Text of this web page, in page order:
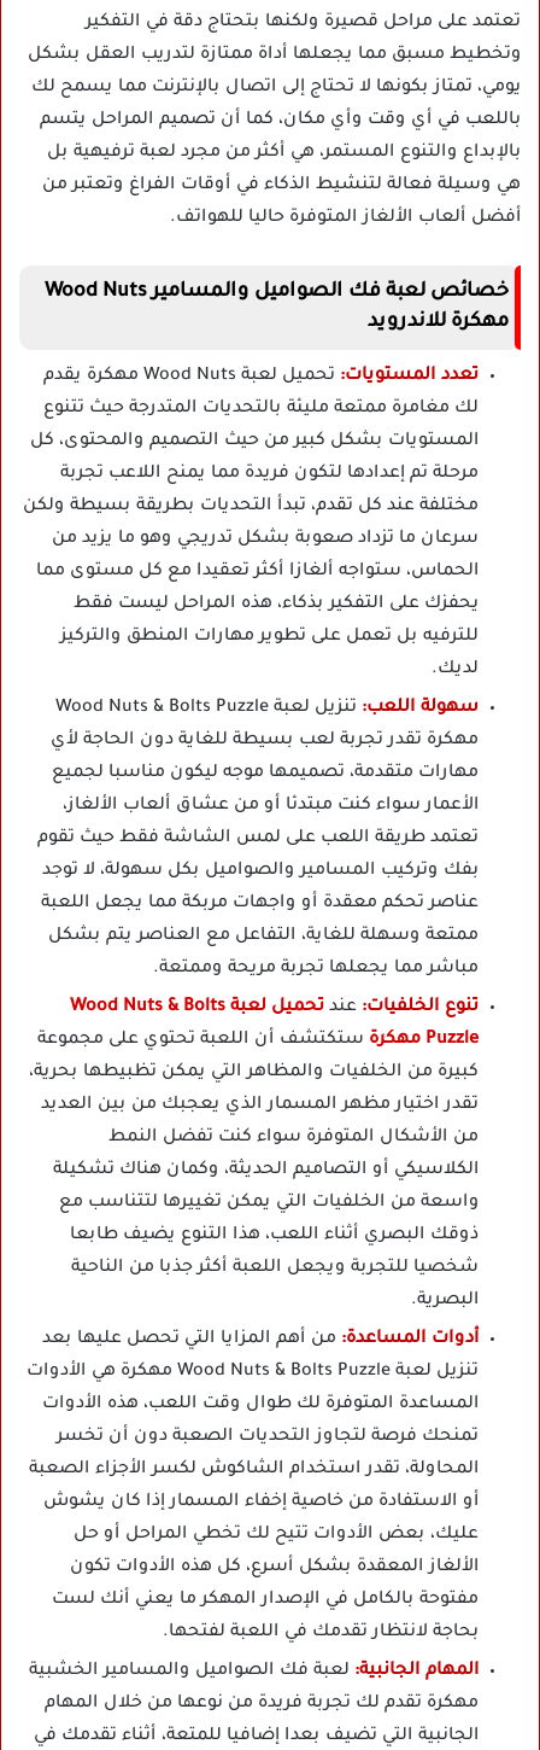
تعتمد على مراحل قصيرة ولكنها بتحتاج دقة في التفكير
وتخطيط مسبق مما يجعلها أداة ممتازة لتدريب العقل بشكل
يومي، تمتاز بكونها لا تحتاج إلى اتصال بالإنترنت مما يسمح لك
باللعب في أي وقت وأي مكان، كما أن تصميم المراحل يتسم
بالإبداع والتنوع المستمر، هي أكثر من مجرد لعبة ترفيهية بل
هي وسيلة فعالة لتنشيط الذكاء في أوقات الفراغ وتعتبر من
أفضل ألعاب الألغاز المتوفرة حاليا للهواتف.
خصائص لعبة فك الصواميل والمسامير Wood Nuts
مهكرة للاندرويد
تعدد المستويات:
تحميل لعبة Wood Nuts مهكرة يقدم
لك مغامرة ممتعة مليئة بالتحديات المتدرجة حيث تتنوع
المستويات بشكل كبير من حيث التصميم والمحتوى، كل
مرحلة تم إعدادها لتكون فريدة مما يمنح اللاعب تجربة
مختلفة عند كل تقدم، تبدأ التحديات بطريقة بسيطة ولكن
سرعان ما تزداد صعوبة بشكل تدريجي وهو ما يزيد من
الحماس، ستواجه ألغازا أكثر تعقيدا مع كل مستوى مما
يحفزك على التفكير بذكاء، هذه المراحل ليست فقط
للترفيه بل تعمل على تطوير مهارات المنطق والتركيز
لديك.
سهولة اللعب:
تنزيل لعبة Wood Nuts & Bolts Puzzle
مهكرة تقدر تجربة لعب بسيطة للغاية دون الحاجة لأي
مهارات متقدمة، تصميمها موجه ليكون مناسبا لجميع
الأعمار سواء كنت مبتدئا أو من عشاق ألعاب الألغاز،
تعتمد طريقة اللعب على لمس الشاشة فقط حيث تقوم
بفك وتركيب المسامير والصواميل بكل سهولة، لا توجد
عناصر تحكم معقدة أو واجهات مربكة مما يجعل اللعبة
ممتعة وسهلة للغاية، التفاعل مع العناصر يتم بشكل
مباشر مما يجعلها تجربة مريحة وممتعة.
تنوع الخلفيات: عند
تحميل لعبة Wood Nuts & Bolts
Puzzle مهكرة
ستكتشف أن اللعبة تحتوي على مجموعة
كبيرة من الخلفيات والمظاهر التي يمكن تظبيطها بحرية،
تقدر اختيار مظهر المسمار الذي يعجبك من بين العديد
من الأشكال المتوفرة سواء كنت تفضل النمط
الكلاسيكي أو التصاميم الحديثة، وكمان هناك تشكيلة
واسعة من الخلفيات التي يمكن تغييرها لتتناسب مع
ذوقك البصري أثناء اللعب، هذا التنوع يضيف طابعا
شخصيا للتجربة ويجعل اللعبة أكثر جذبا من الناحية
البصرية.
أدوات المساعدة: من أهم المزايا التي تحصل عليها بعد
تنزيل لعبة Wood Nuts & Bolts Puzzle مهكرة هي الأدوات
المساعدة المتوفرة لك طوال وقت اللعب، هذه الأدوات
تمنحك فرصة لتجاوز التحديات الصعبة دون أن تخسر
المحاولة، تقدر استخدام الشاكوش لكسر الأجزاء الصعبة
أو الاستفادة من خاصية إخفاء المسمار إذا كان يشوش
عليك، بعض الأدوات تتيح لك تخطي المراحل أو حل
الألغاز المعقدة بشكل أسرع، كل هذه الأدوات تكون
مفتوحة بالكامل في الإصدار المهكر ما يعني أنك لست
بحاجة لانتظار تقدمك في اللعبة لفتحها.
المهام الجانبية: لعبة فك الصواميل والمسامير الخشبية
مهكرة تقدم لك تجربة فريدة من نوعها من خلال المهام
الجانبية التي تضيف بعدا إضافيا للمتعة، أثناء تقدمك في